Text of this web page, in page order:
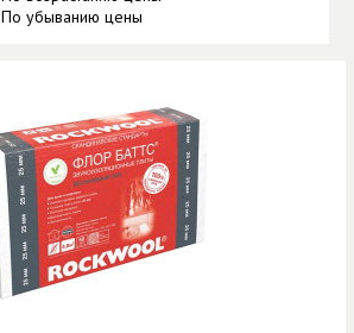
По убыванию цены